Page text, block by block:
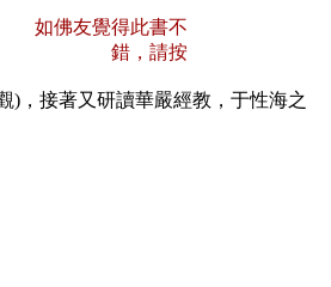
如佛友覺得此書不
錯，請按
，接著又研讀華嚴經教，于性海之